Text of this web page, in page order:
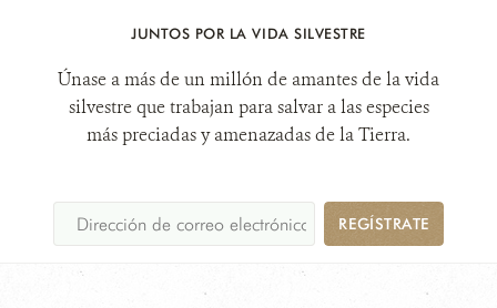
JUNTOS POR LA VIDA SILVESTRE
Únase a más de un millón de amantes de la vida
silvestre que trabajan para salvar a las especies
más preciadas y amenazadas de la Tierra.
REGÍSTRATE